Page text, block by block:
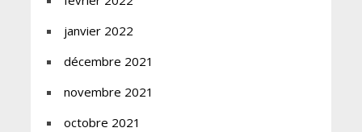
janvier 2022
décembre 2021
novembre 2021
octobre 2021